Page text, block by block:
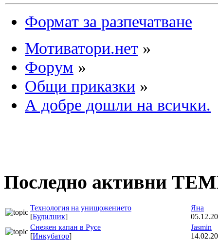
Формат за разпечатване
Мотиватори.нет »
Форум »
Общи приказки »
А добре дошли на всички.
Последно активни
Технология на унищожението
[Будилник]
Яна
Снежен капан в Русе
[Инкубатор]
Jasmin